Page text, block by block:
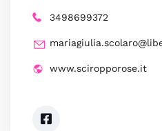
3498699372
www.sciropporose.it